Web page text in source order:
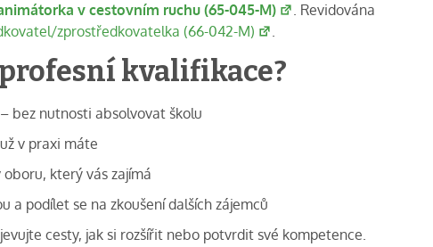
v cestovním ruchu (65-045-M)
. Revidována
zprostředkovatelka (66-042-M) .
kvalifikace?
bez nutnosti absolvovat školu
v praxi máte
který vás zajímá
a podílet se na zkoušení dalších zájemců
cesty, jak si rozšířit nebo potvrdit své kompetence.